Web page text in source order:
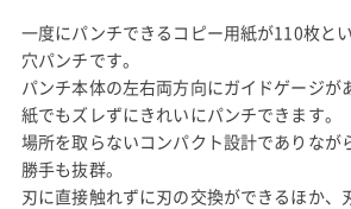
一度にパンチできるコピー用紙が110枚と
穴パンチです。
パンチ本体の左右両方向にガイドゲージが
紙でもズレずにきれいにパンチできます。
場所を取らないコンパクト設計でありなが
勝手も抜群。
刃に直接触れずに刃の交換ができるほか、